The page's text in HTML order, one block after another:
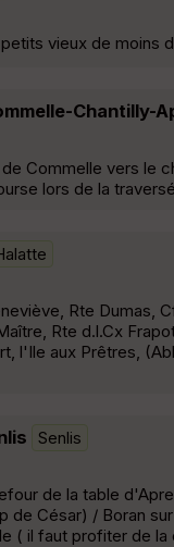
vieux de moins
Chantilly-
Commelle vers le
lors de la
Rte Dumas,
Rte d.l.Cx
l'Ile aux Prêtres,
Senlis
de la table
César) / Boran
( il faut profiter de la